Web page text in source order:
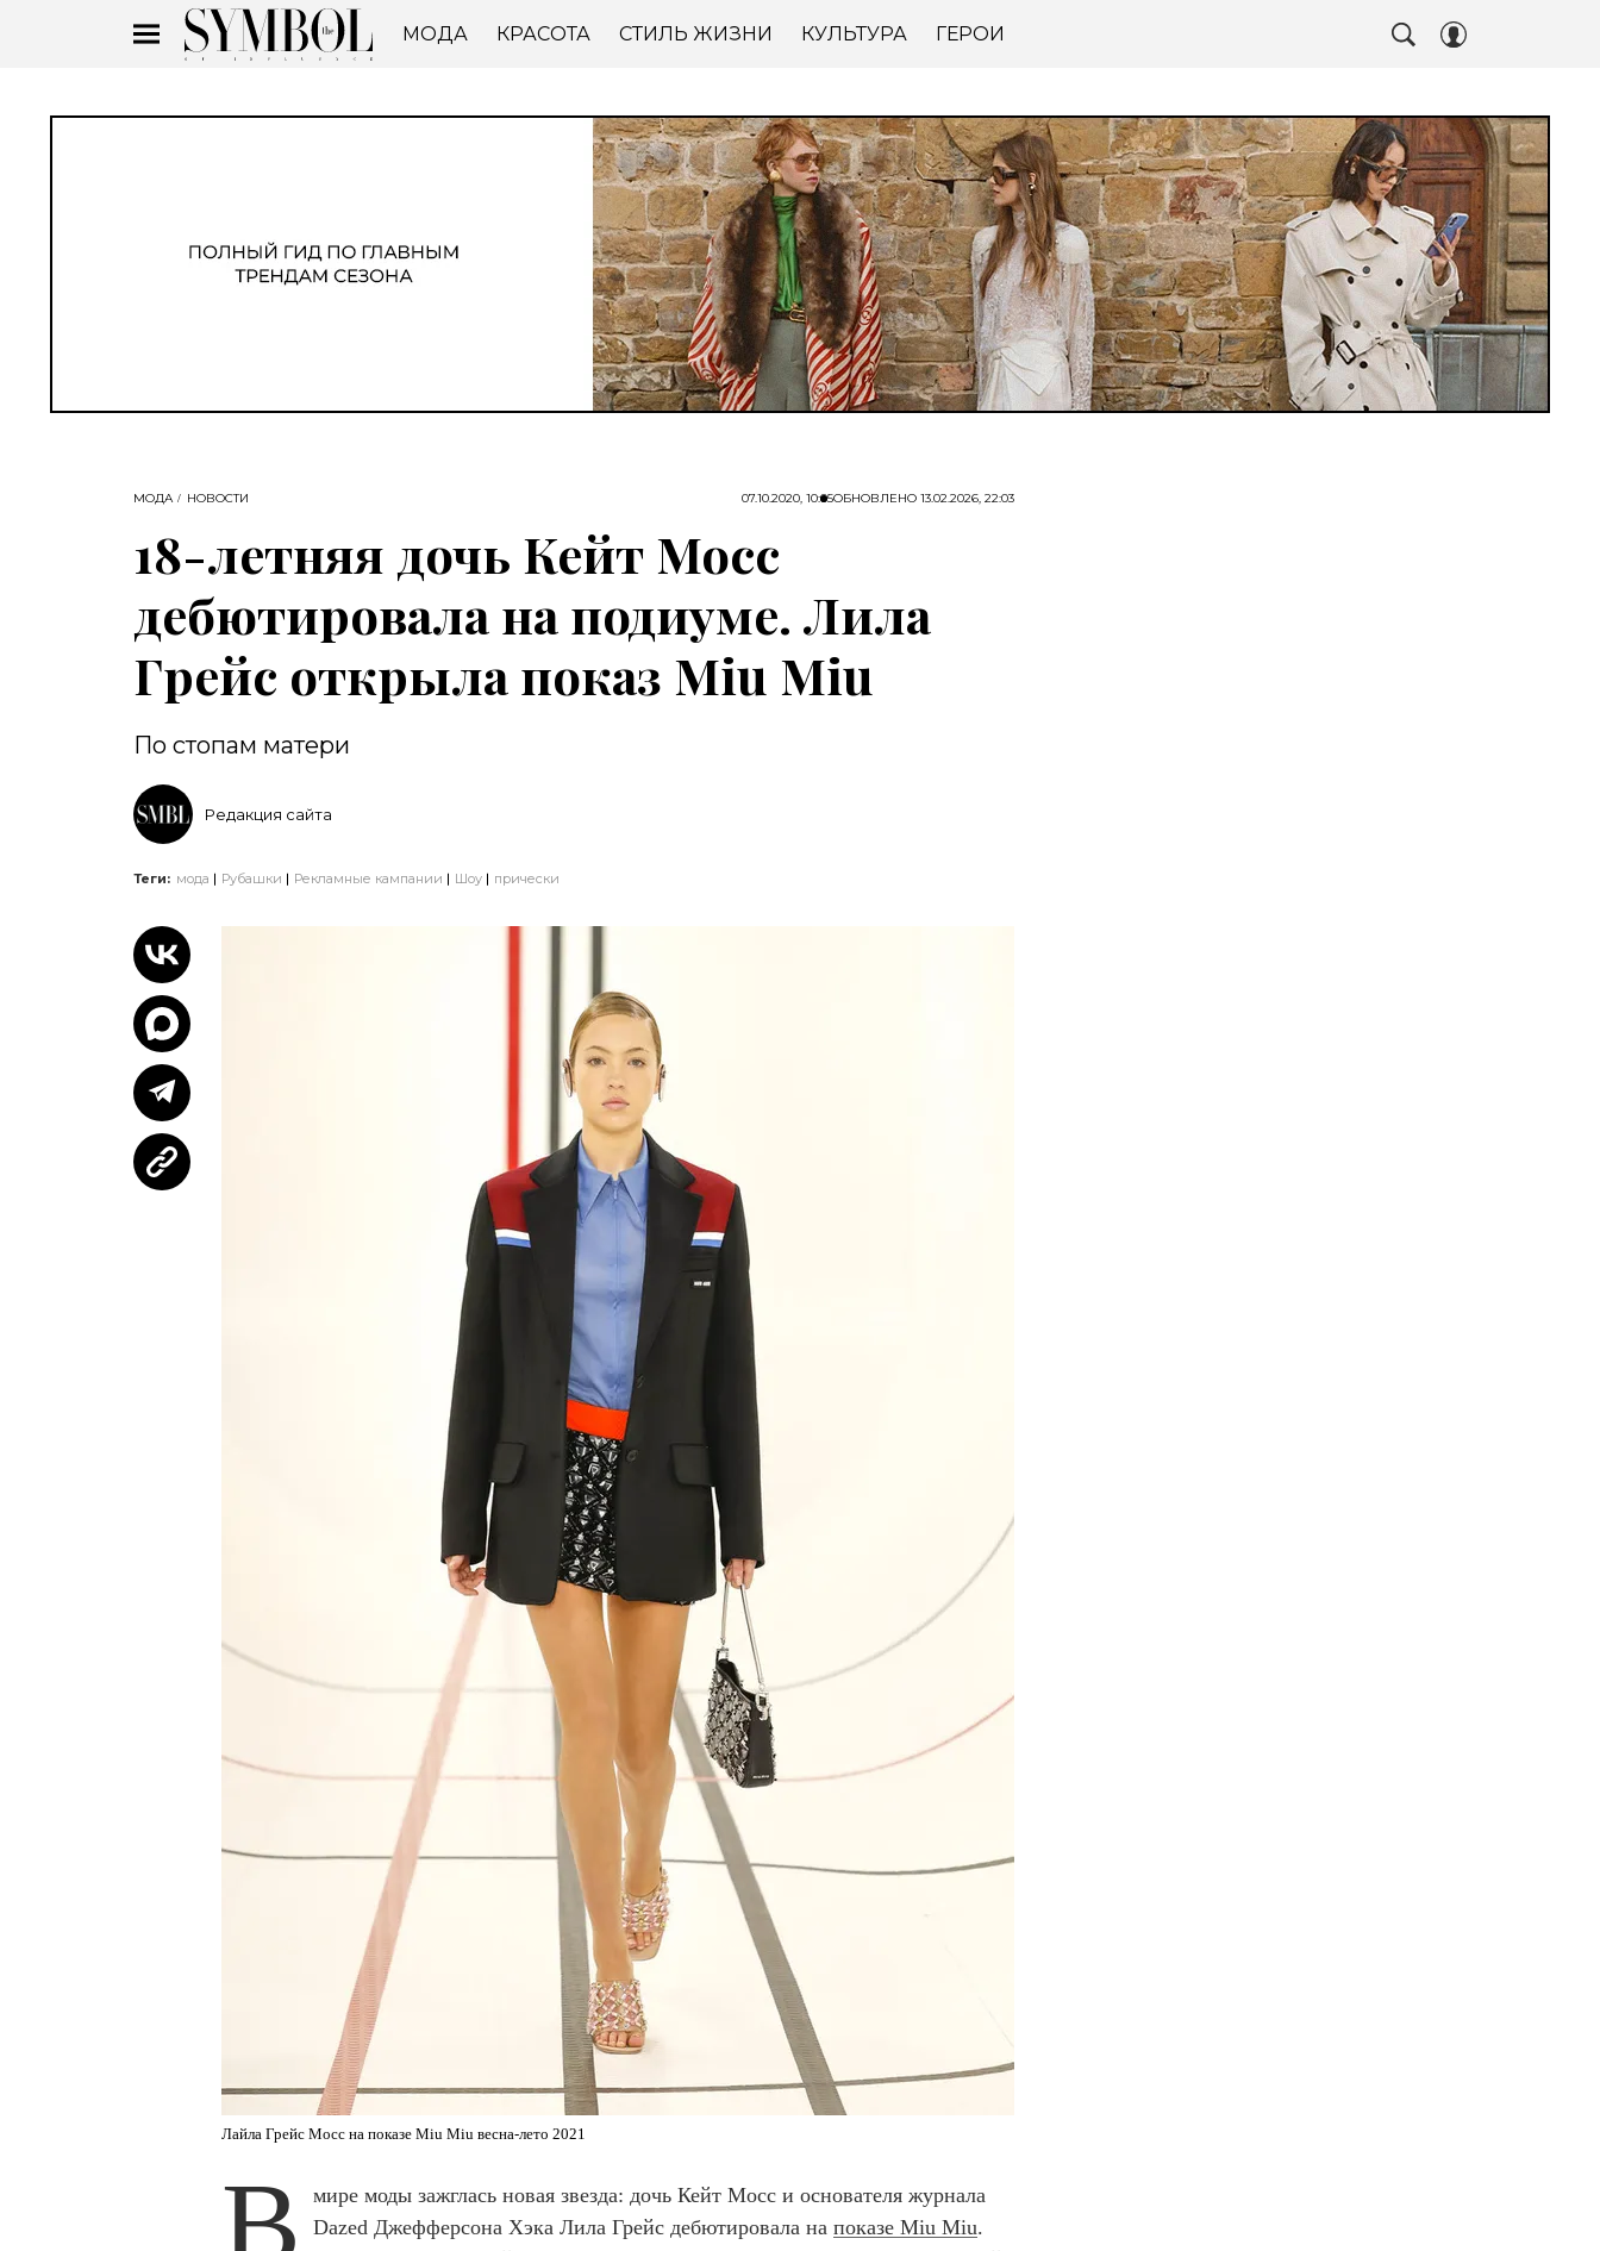
МОДА КРАСОТА СТИЛЬ ЖИЗНИ КУЛЬТУРА ГЕРОИ
МОДА НОВОСТИ 07.10.2020, 10:05ОБНОВЛЕНО 13.02.2026, 22:03
18-летняя дочь Кейт Мосс
дебютировала на подиуме. Лила
Грейс открыла показ Miu Miu
По стопам матери
Редакция сайта
Теги: мода Рубашки Рекламные кампании Шоу прически
Лайла Грейс Мосс на показе Miu Miu весна-лето 2021
В
мире моды зажглась новая звезда: дочь Кейт Мосс и основателя журнала
Dazed Джефферсона Хэка Лила Грейс дебютировала на показе Miu Miu.